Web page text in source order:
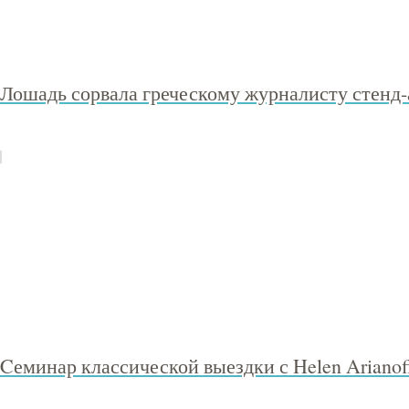
Лошадь сорвала греческому журналисту
Cеминар классической выездки с Helen